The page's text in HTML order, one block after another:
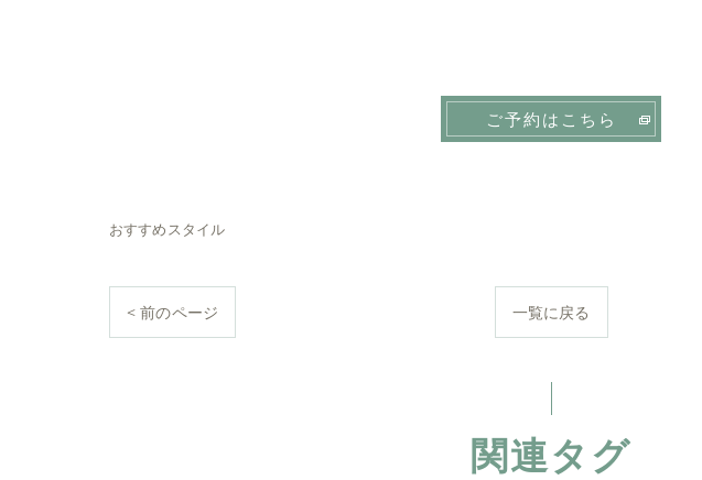
ご予約はこちら
おすすめスタイル
< 前のページ 一覧に戻る
関連タグ